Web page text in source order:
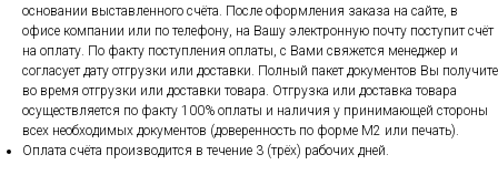
основании выставленного счёта. После оформления заказа на сайте, в
офисе компании или по телефону, на Вашу электронную почту поступит счёт
на оплату. По факту поступления оплаты, с Вами свяжется менеджер и
согласует дату отгрузки или доставки. Полный пакет документов Вы получите
во время отгрузки или доставки товара. Отгрузка или доставка товара
осуществляется по факту 100% оплаты и наличия у принимающей стороны
всех необходимых документов (доверенность по форме М2 или печать).
Оплата счёта производится в течение 3 (трёх) рабочих дней.